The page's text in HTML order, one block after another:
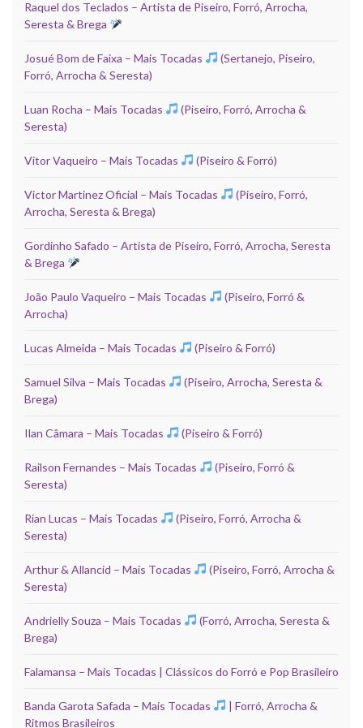
Raquel dos Teclados – Artista de Piseiro, Forró, Arrocha,
Seresta & Brega
Josué Bom de Faixa – Mais Tocadas
(Sertanejo, Piseiro,
Forró, Arrocha & Seresta)
Luan Rocha – Mais Tocadas
(Piseiro, Forró, Arrocha &
Seresta)
Vitor Vaqueiro – Mais Tocadas (Piseiro & Forró)
Victor Martinez Oficial – Mais Tocadas
(Piseiro, Forró,
Arrocha, Seresta & Brega)
Gordinho Safado – Artista de Piseiro, Forró, Arrocha, Seresta
& Brega
João Paulo Vaqueiro – Mais Tocadas
(Piseiro, Forró &
Arrocha)
Lucas Almeida – Mais Tocadas (Piseiro & Forró)
Samuel Silva – Mais Tocadas
(Piseiro, Arrocha, Seresta &
Brega)
Ilan Câmara – Mais Tocadas (Piseiro & Forró)
Railson Fernandes – Mais Tocadas
(Piseiro, Forró &
Seresta)
Rian Lucas – Mais Tocadas
(Piseiro, Forró, Arrocha &
Seresta)
Arthur & Allancid – Mais Tocadas
(Piseiro, Forró, Arrocha &
Seresta)
Andrielly Souza – Mais Tocadas
(Forró, Arrocha, Seresta &
Brega)
Falamansa – Mais Tocadas | Clássicos do Forró e Pop Brasileiro
Banda Garota Safada – Mais Tocadas
| Forró, Arrocha &
Ritmos Brasileiros